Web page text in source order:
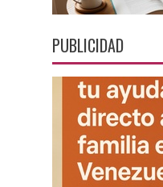
PUBLICIDAD